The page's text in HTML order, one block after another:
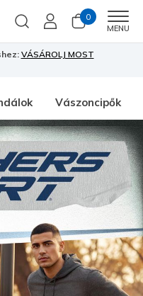
0
MENU
VÁSÁROLJ MOST
Vászoncipők